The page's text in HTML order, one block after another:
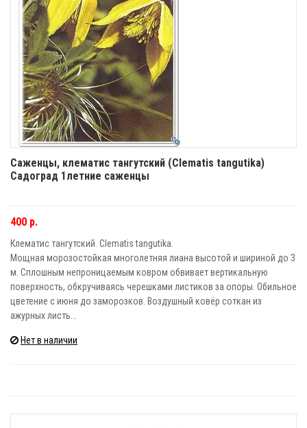
Саженцы, клематис тангутский (Clematis tangutika)
Садоград 1летние саженцы
400 р.
Клематис тангутский. Clematis tangutika.
Мощная морозостойкая многолетняя лиана высотой и шириной до 3
м. Сплошным непроницаемым ковром обвивает вертикальную
поверхность, обкручиваясь черешками листиков за опоры. Обильное
цветение с июня до заморозков. Воздушный ковёр соткан из
ажурных листь...
Нет в наличии